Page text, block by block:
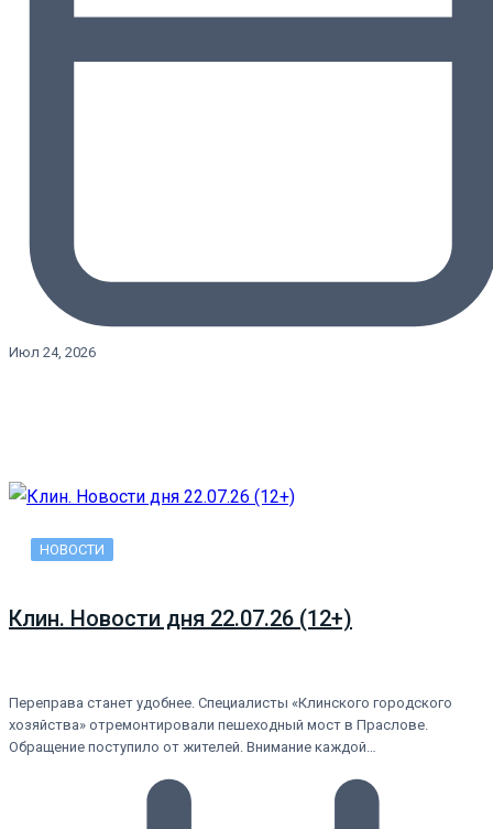
Июл 24, 2026
НОВОСТИ
Клин. Новости дня 22.07.26 (12+)
Переправа станет удобнее. Специалисты «Клинского городского
хозяйства» отремонтировали пешеходный мост в Праслове.
Обращение поступило от жителей. Внимание каждой…